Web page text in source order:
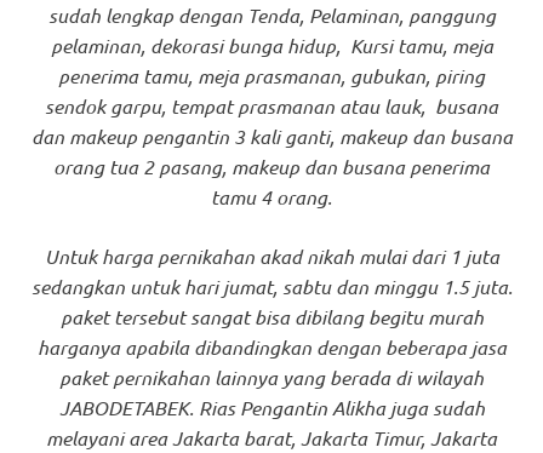
sudah lengkap dengan Tenda, Pelaminan, panggung
pelaminan, dekorasi bunga hidup, Kursi tamu, meja
penerima tamu, meja prasmanan, gubukan, piring
sendok garpu, tempat prasmanan atau lauk, busana
dan makeup pengantin 3 kali ganti, makeup dan busana
orang tua 2 pasang, makeup dan busana penerima
tamu 4 orang.
Untuk harga pernikahan akad nikah mulai dari 1 juta
sedangkan untuk hari jumat, sabtu dan minggu 1.5 juta.
paket tersebut sangat bisa dibilang begitu murah
harganya apabila dibandingkan dengan beberapa jasa
paket pernikahan lainnya yang berada di wilayah
JABODETABEK. Rias Pengantin Alikha juga sudah
melayani area Jakarta barat, Jakarta Timur, Jakarta